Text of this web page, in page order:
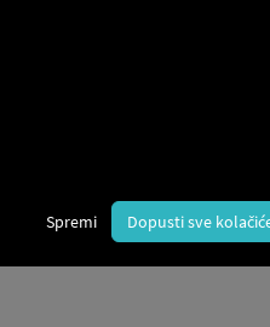
Spremi Dopusti sve